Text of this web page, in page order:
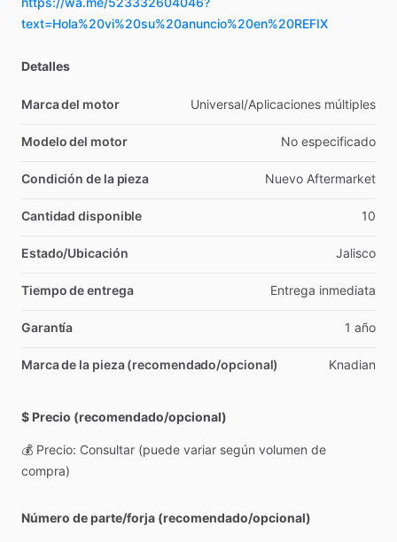
text=Hola%20vi%20su%20anuncio%20en%20REFIX
Detalles
Marca del motor Universal​/​Aplicaciones múltiples
Modelo del motor No especificado
Condición de la pieza Nuevo Aftermarket
Cantidad disponible 10
Estado/Ubicación Jalisco
Tiempo de entrega Entrega inmediata
Garantía 1 año
Marca de la pieza (recomendado/opcional) Knadian
$ Precio (recomendado/opcional)
💰 Precio: Consultar (puede variar según volumen de
compra)
Número de parte/forja (recomendado/opcional)